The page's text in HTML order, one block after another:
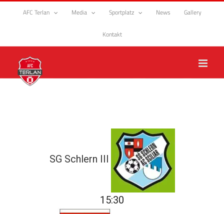
Zum
AFC Terlan Media Sportplatz News Gallery
Kontakt
SG Schlern III
15:30